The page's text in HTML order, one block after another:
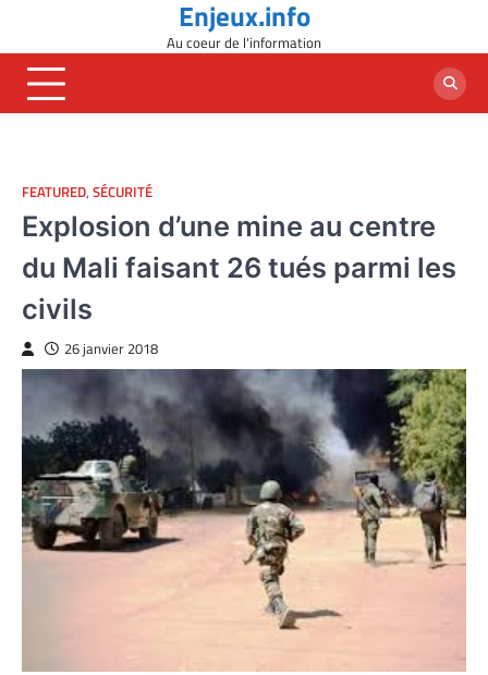
content
Enjeux.info
Au coeur de l'information
FEATURED, SÉCURITÉ
Explosion d’une mine au centre
du Mali faisant 26 tués parmi les
civils
26 janvier 2018